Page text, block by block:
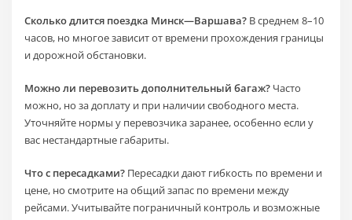
Сколько длится поездка Минск—Варшава? В среднем 8–10
часов, но многое зависит от времени прохождения границы
и дорожной обстановки.
Можно ли перевозить дополнительный багаж? Часто
можно, но за доплату и при наличии свободного места.
Уточняйте нормы у перевозчика заранее, особенно если у
вас нестандартные габариты.
Что с пересадками? Пересадки дают гибкость по времени и
цене, но смотрите на общий запас по времени между
рейсами. Учитывайте пограничный контроль и возможные